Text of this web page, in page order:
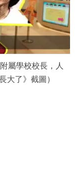
屬學校校長，人
大了》截圖）